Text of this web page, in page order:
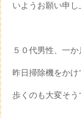
いようお願い申し
５０代男性、一
昨日掃除機をかけ
歩くのも大変そう